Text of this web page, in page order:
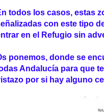
todos los casos, estas
con este tipo
en el Refugio sin
ponemos, donde se
Andalucía para que
por si hay alguno